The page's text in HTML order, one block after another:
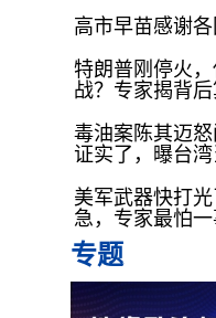
高市早苗感谢各
特朗普刚停火
战？专家揭背
毒油案陈其迈
证实了，曝台
美军武器快打
急，专家最怕
专题